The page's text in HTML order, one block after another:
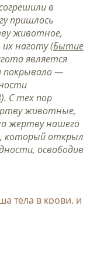
в
пришлось
животное,
наготу (Бытие
является
покрывало —
). С тех пор
животные,
жертву нашего
который открыл
освободив
тела в крови, и